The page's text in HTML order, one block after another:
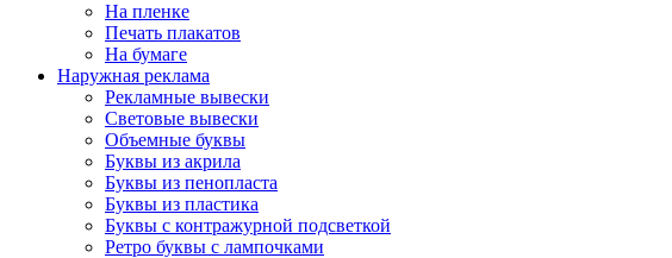
На пленке
Печать плакатов
На бумаге
Наружная реклама
Рекламные вывески
Световые вывески
Объемные буквы
Буквы из акрила
Буквы из пенопласта
Буквы из пластика
Буквы с контражурной подсветкой
Ретро буквы с лампочками